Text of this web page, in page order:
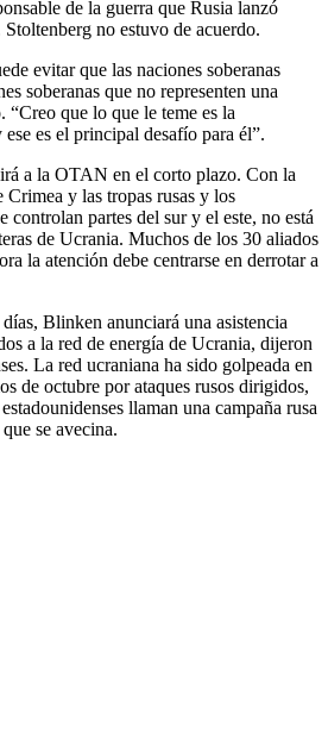
de la guerra que Rusia lanzó
no estuvo de acuerdo.
evitar que las naciones soberanas
soberanas que no representen una
“Creo que lo que le teme es la
es el principal desafío para él”.
a la OTAN en el corto plazo. Con la
y las tropas rusas y los
controlan partes del sur y el este, no está
de Ucrania. Muchos de los 30 aliados
la atención debe centrarse en derrotar a
Blinken anunciará una asistencia
a la red de energía de Ucrania, dijeron
La red ucraniana ha sido golpeada en
de octubre por ataques rusos dirigidos,
llaman una campaña rusa
se avecina.